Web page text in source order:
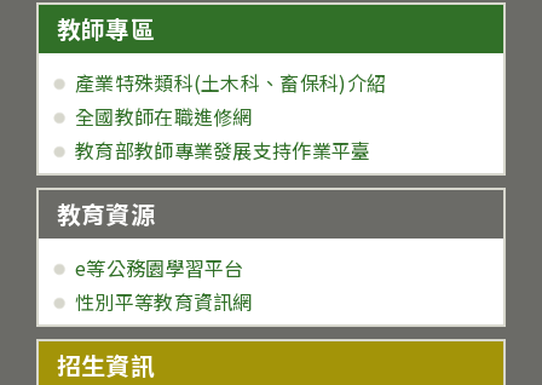
教師專區
產業特殊類科(土木科、畜保科)介紹
全國教師在職進修網
教育部教師專業發展支持作業平臺
教育資源
e等公務園學習平台
性別平等教育資訊網
招生資訊